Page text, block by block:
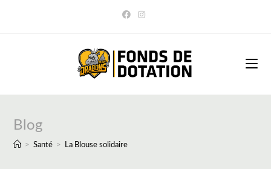
Blog
> Santé > La Blouse solidaire